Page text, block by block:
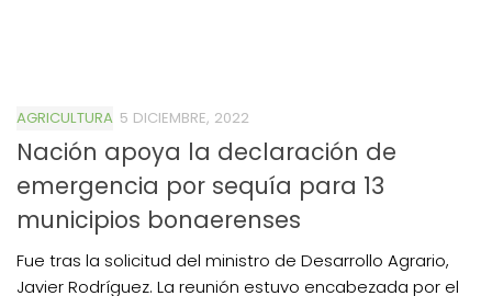
AGRICULTURA 5 DICIEMBRE, 2022
Nación apoya la declaración de
emergencia por sequía para 13
municipios bonaerenses
Fue tras la solicitud del ministro de Desarrollo Agrario,
Javier Rodríguez. La reunión estuvo encabezada por el